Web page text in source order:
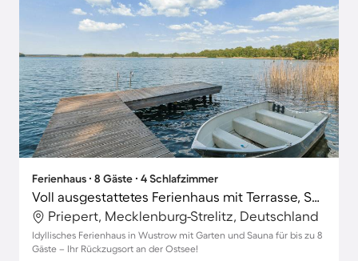
Ferienhaus ∙ 8 Gäste ∙ 4 Schlafzimmer
Voll ausgestattetes Ferienhaus mit Terrasse, Sauna und Grill
Priepert, Mecklenburg-Strelitz, Deutschland
Idyllisches Ferienhaus in Wustrow mit Garten und Sauna für bis zu 8
Gäste – Ihr Rückzugsort an der Ostsee!